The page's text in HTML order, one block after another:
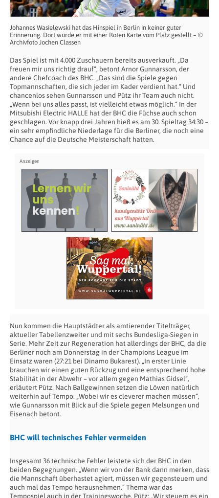
Johannes Wasielewski hat das Hinspiel in Berlin in keiner guter
Erinnerung. Dort wurde er mit einer Roten Karte vom Platz gestellt – ©
Archivfoto Jochen Classen
Das Spiel ist mit 4.000 Zuschauern bereits ausverkauft. „Da
freuen mir uns richtig drauf“, betont Arnor Gunnarsson, der
andere Chefcoach des BHC. „Das sind die Spiele gegen
Topmannschaften, die sich jeder im Kader verdient hat.“ Und
chancenlos sehen Gunnarsson und Pütz ihr Team auch nicht.
„Wenn bei uns alles passt, ist vielleicht etwas möglich.“ In der
Mitsubishi Electric HALLE hat der BHC die Füchse auch schon
geschlagen. Vor knapp drei Jahren hieß es am 30. Spieltag 34:30 –
ein sehr empfindliche Niederlage für die Berliner, die noch eine
Chance auf die Deutsche Meisterschaft hatten.
Nun kommen die Hauptstädter als amtierender Titelträger,
aktueller Tabellenzweiter und mit sechs Bundesliga-Siegen in
Serie. Mehr Zeit zur Regeneration hat allerdings der BHC, da die
Berliner noch am Donnerstag in der Champions League im
Einsatz waren (27:21 bei Dinamo Bukarest). „In erster Linie
brauchen wir einen guten Rückzug und eine entsprechend hohe
Stabilität in der Abwehr – vor allem gegen Mathias Gidsel“,
erläutert Pütz. Nach Ballgewinnen setzen die Löwen natürlich
weiterhin auf Tempo. „Wobei wir es cleverer machen müssen“,
wie Gunnarsson mit Blick auf die Spiele gegen Melsungen und
Eisenach betont.
BHC will technisches Fehler vermeiden
Insgesamt 36 technische Fehler leistete sich der BHC in den
beiden Begegnungen. „Wenn wir von der Bank dann merken, dass
die Mannschaft überhastet agiert, müssen wir gegensteuern und
auch mal das Tempo herausnehmen.“ Thema war das
Tempospiel auch in der Trainingswoche. Pütz: „Wir steuern es ein